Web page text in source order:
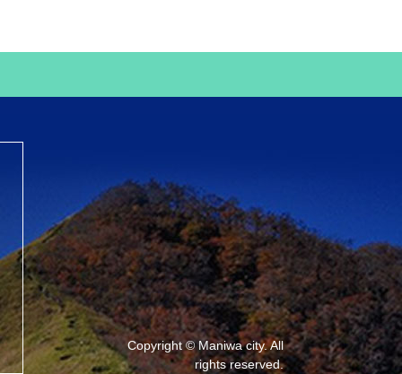
Copyright © Maniwa city. All
rights reserved.